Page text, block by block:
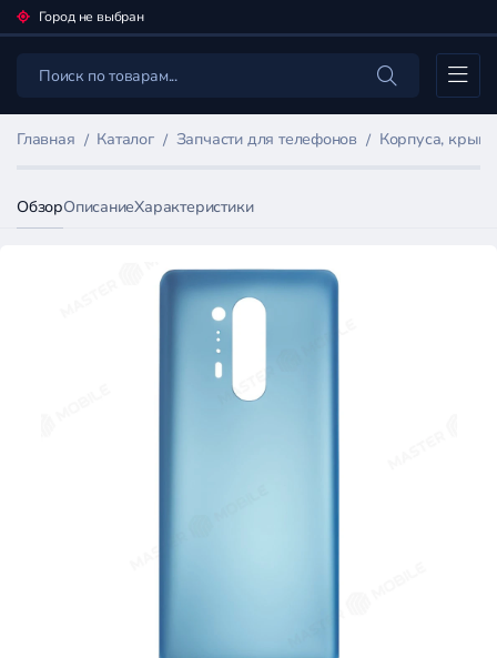
Город не выбран
Каталог
Главная Каталог Запчасти для телефонов Корпуса,
ОбзорОписаниеХарактеристики